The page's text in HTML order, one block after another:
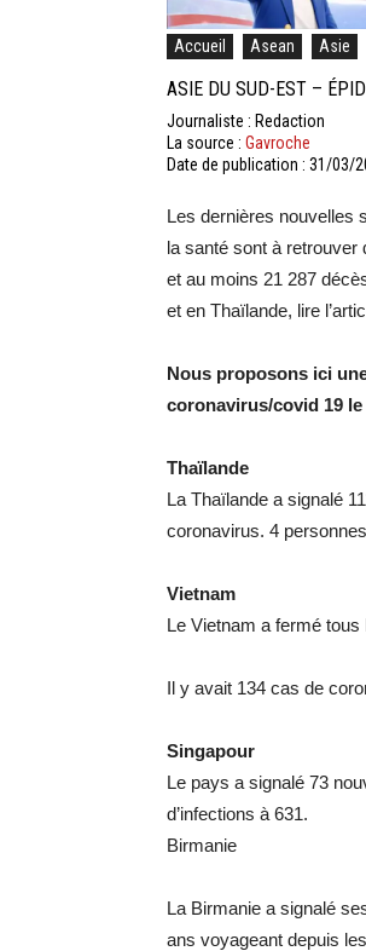
Accueil Asean Asie
ASIE DU SUD-EST –
Journaliste : Redaction
La source : Gavroche
Date de publication : 31/03/
Les dernières nouvelles
la santé sont à retrouver
et au moins 21 287
et en Thaïlande, lire
Nous proposons ici
coronavirus/covid 19 le
Thaïlande
La Thaïlande a signalé
coronavirus. 4
Vietnam
Le Vietnam a fermé
Il y avait 134 cas de
Singapour
Le pays a signalé 73
d’infections à 631.
Birmanie
La Birmanie a signalé
ans voyageant depuis